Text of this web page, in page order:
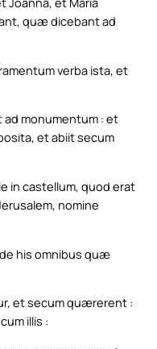
quæ dicebant ad
verba ista, et
monumentum : et
et abiit secum
in castellum, quod erat
nomine
his omnibus quæ
et secum quærerent :
illis :